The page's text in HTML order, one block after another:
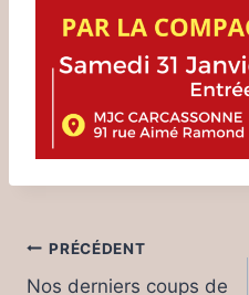
Navigation
PRÉCÉDENT
Nos derniers coups de